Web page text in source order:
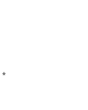
*